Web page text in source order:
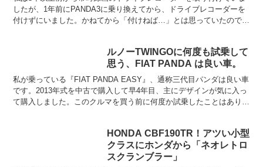
したが、1年前にPANDA3に乗り換えてから、ドライブレコーダーを
付けずにいました。かねてから「付けねば…」とは思っていたのです
ルノーTWINGOに何度も試乗して
思う、FIAT PANDA は良い車。
私が乗っている『FIAT PANDA EASY』、通称三代目パンダは良い車
です。2013年式を中古で購入して早4年目、主にデザインが気に入っ
て購入しました。このクルマを買う前に何度か試乗したことはありま
HONDA CBF190TR！アツい小型
クラスにホンダから「ネオレトロ
スクランブラー」